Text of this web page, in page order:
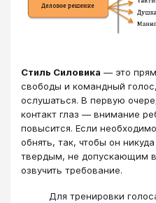
Стиль Силовика ― это
свободы и командный
ослушаться. В первую
контакт глаз ― внимание
повысится. Если
обнять, так, чтобы он
твердым, не допускающим
озвучить требование.
Для тренировки